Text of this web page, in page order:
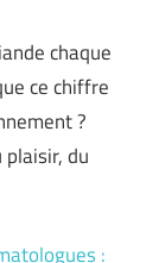
chaque
ce chiffre
?
du
: